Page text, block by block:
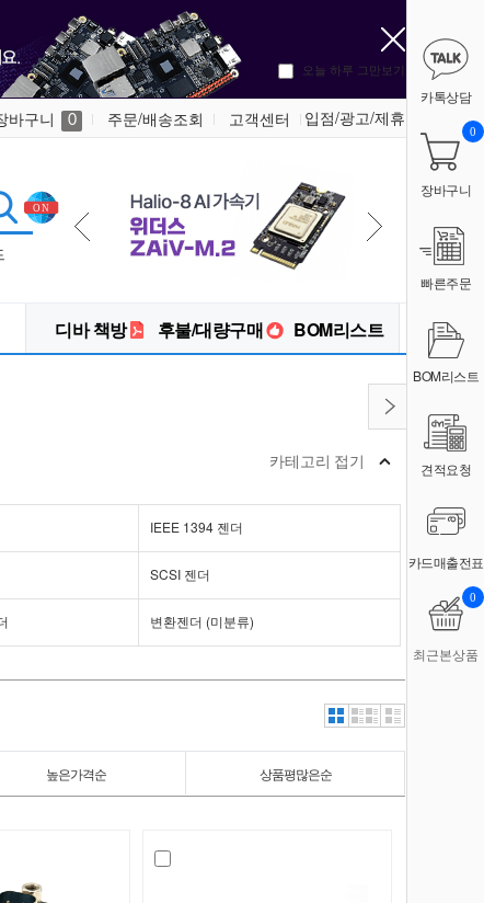
오늘 하루 그만보기
바구니 0 주문/배송조회 고객센터 입점/광고/제휴
디바 책방 후불/대량구매 BOM리스트
카톡상담
장바구니
0
빠른주문
BOM리스트
견적요청
카드매출전표
최근본상품
0
카테고리 접기
IEEE 1394 젠더
SCSI 젠더
변환젠더 (미분류)
높은가격순 상품평많은순